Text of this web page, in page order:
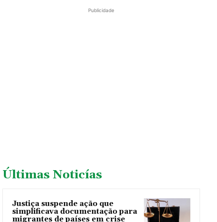
Publicidade
Últimas Noticías
Justiça suspende ação que
simplificava documentação para
migrantes de países em crise